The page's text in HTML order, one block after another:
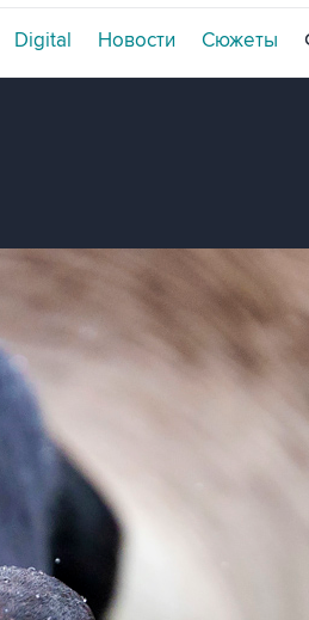
Digital Новости Сюжеты